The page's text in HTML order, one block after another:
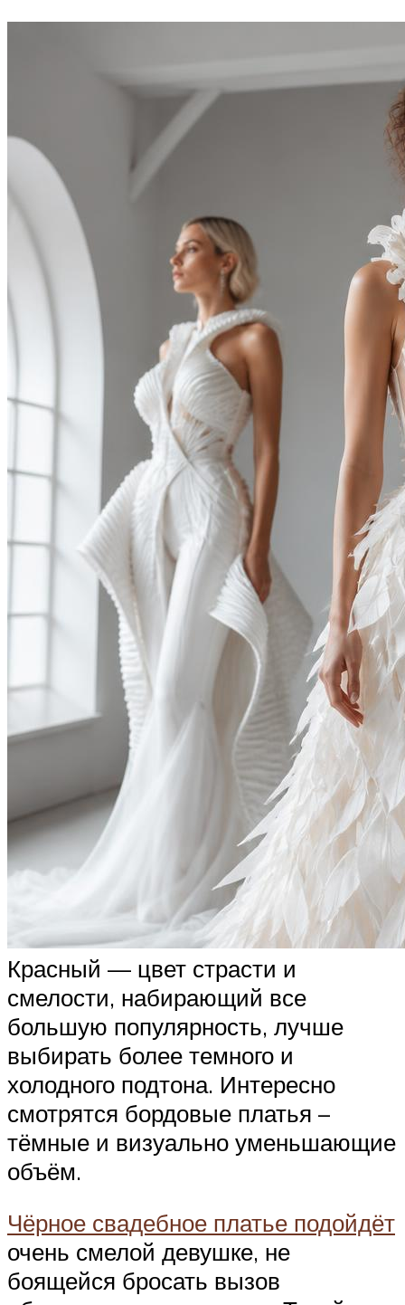
Красный — цвет страсти и
смелости, набирающий все
большую популярность, лучше
выбирать более темного и
холодного подтона. Интересно
смотрятся бордовые платья –
тёмные и визуально уменьшающие
объём.
Чёрное свадебное платье подойдёт
очень смелой девушке, не
боящейся бросать вызов